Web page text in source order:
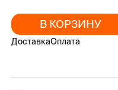
В КОРЗИНУ
ДоставкаОплата